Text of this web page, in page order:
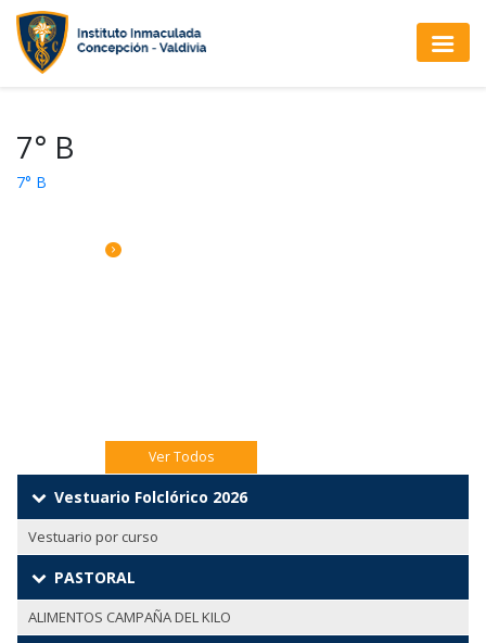
7° B
7° B
Ver Todos
Vestuario Folclórico 2026
Vestuario por curso
PASTORAL
ALIMENTOS CAMPAÑA DEL KILO